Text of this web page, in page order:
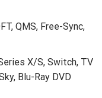
QMS, Free-Sync,
X/S, Switch, TV
Blu-Ray DVD